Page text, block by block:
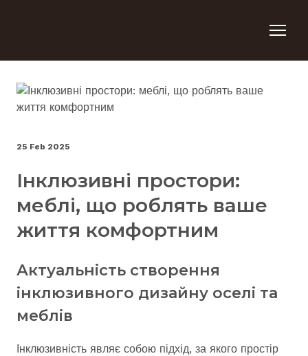
25 Feb 2025
Інклюзивні простори:
меблі, що роблять ваше
життя комфортним
Актуальність створення
інклюзивного дизайну оселі та
меблів
Інклюзивність являє собою підхід, за якого простір